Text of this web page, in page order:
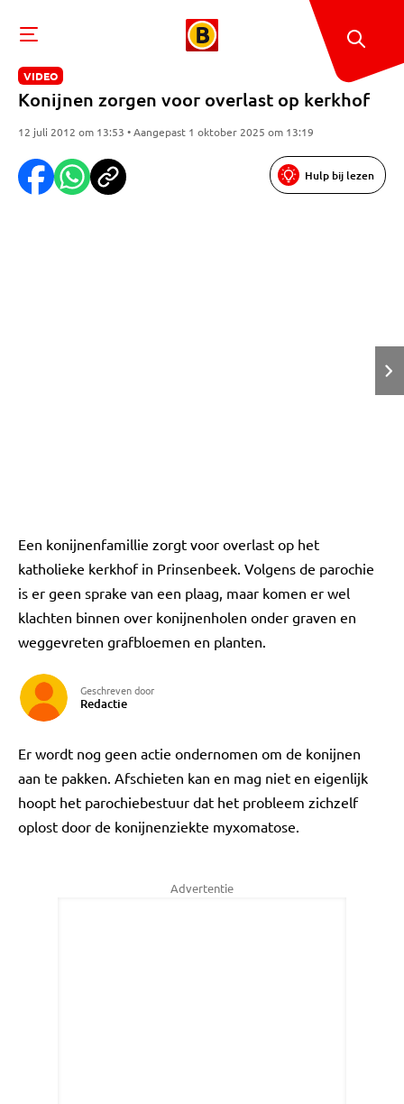
VIDEO
Konijnen zorgen voor overlast op kerkhof
12 juli 2012 om 13:53 • Aangepast 1 oktober 2025 om 13:19
Hulp bij lezen
Een konijnenfamillie zorgt voor overlast op het
katholieke kerkhof in Prinsenbeek. Volgens de parochie
is er geen sprake van een plaag, maar komen er wel
klachten binnen over konijnenholen onder graven en
weggevreten grafbloemen en planten.
Geschreven door
Redactie
Er wordt nog geen actie ondernomen om de konijnen
aan te pakken. Afschieten kan en mag niet en eigenlijk
hoopt het parochiebestuur dat het probleem zichzelf
oplost door de konijnenziekte myxomatose.
Advertentie